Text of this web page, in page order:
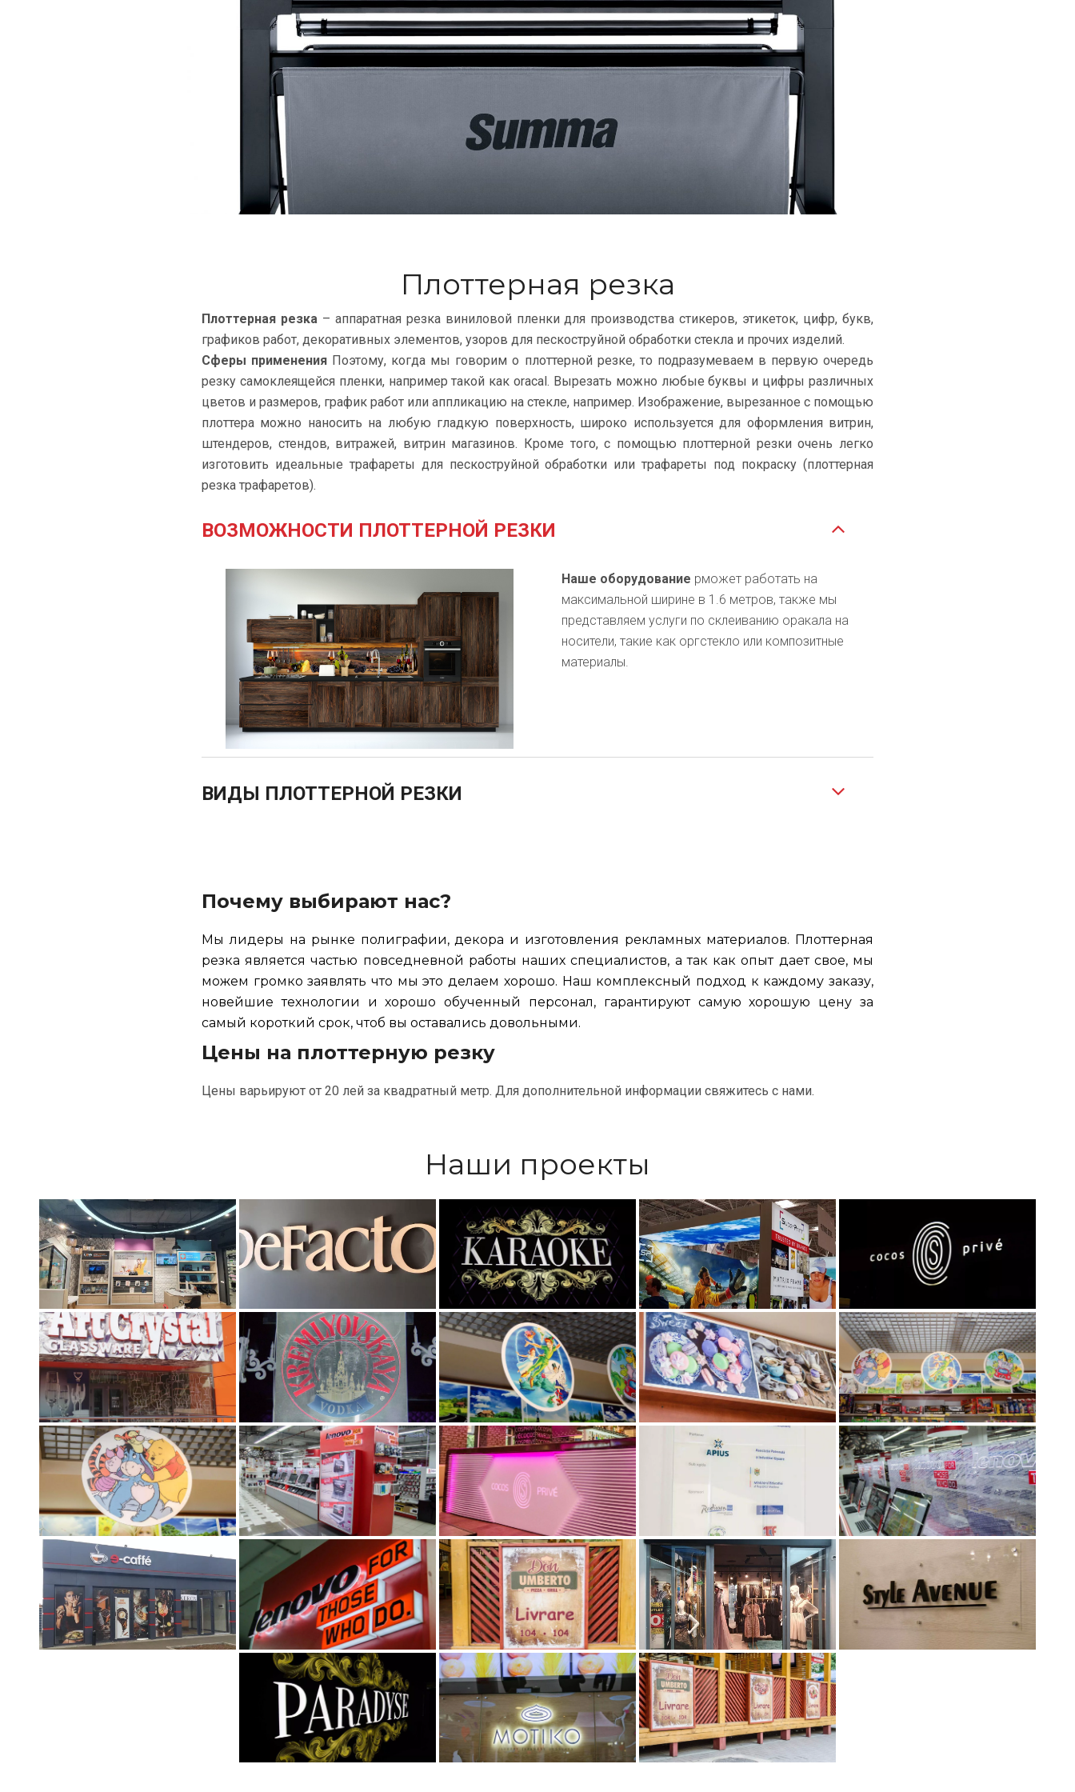
Плоттерная резка
Плоттерная резка – аппаратная резка виниловой пленки для производства стикеров, этикеток, цифр, букв,
графиков работ, декоративных элементов, узоров для пескоструйной обработки стекла и прочих изделий.
Сферы применения Поэтому, когда мы говорим о плоттерной резке, то подразумеваем в первую очередь
резку самоклеящейся пленки, например такой как oracal. Вырезать можно любые буквы и цифры различных
цветов и размеров, график работ или аппликацию на стекле, например. Изображение, вырезанное с помощью
плоттера можно наносить на любую гладкую поверхность, широко используется для оформления витрин,
штендеров, стендов, витражей, витрин магазинов. Кроме того, с помощью плоттерной резки очень легко
изготовить идеальные трафареты для пескоструйной обработки или трафареты под покраску (плоттерная
резка трафаретов).
ВОЗМОЖНОСТИ ПЛОТТЕРНОЙ РЕЗКИ
Наше оборудование pможет работать на
максимальной ширине в 1.6 метров, также мы
представляем услуги по склеиванию оракала на
носители, такие как оргстекло или композитные
материалы.
ВИДЫ ПЛОТТЕРНОЙ РЕЗКИ
Почему выбирают нас?
Мы лидеры на рынке полиграфии, декора и изготовления рекламных материалов. Плоттерная
резка является частью повседневной работы наших специалистов, а так как опыт дает свое, мы
можем громко заявлять что мы это делаем хорошо. Наш комплексный подход к каждому заказу,
новейшие технологии и хорошо обученный персонал, гарантируют самую хорошую цену за
самый короткий срок, чтоб вы оставались довольными.
Цены на плоттерную резку
Цены варьируют от 20 лей за квадратный метр. Для дополнительной информации свяжитесь с нами.
Наши проекты